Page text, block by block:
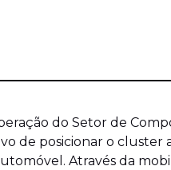
do Setor de
de posicionar o cluster
Através da